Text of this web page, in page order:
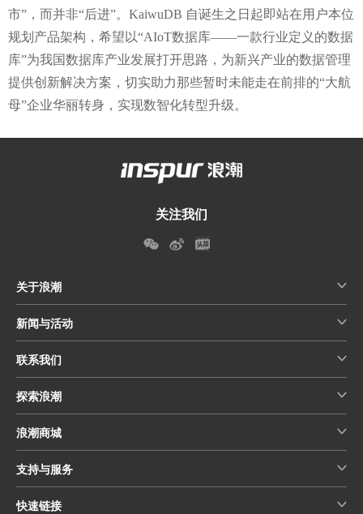
市” ，而并非“后进”。 KaiwuDB 自诞生之日起即站在用户本位
规划产品架构，希望以“AIoT数据库——一款行业定义的数据
库”为我国数据库产业发展打开思路，为新兴产业的数据管理
提供创新解决方案，切实助力那些暂时未能走在前排的“大航
母”企业华丽转身，实现数智化转型升级。
关注我们
关于浪潮
新闻与活动
联系我们
探索浪潮
浪潮商城
支持与服务
快速链接